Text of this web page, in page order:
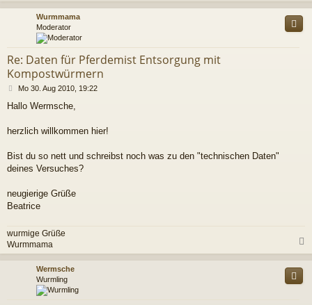
c
Wurmmama
Moderator
Re: Daten für Pferdemist Entsorgung mit
Kompostwürmern
B
i
r
Mo 30. Aug 2010, 19:22
Hallo Wermsche,
herzlich willkommen hier!
Bist du so nett und schreibst noch was zu den "technischen Daten"
deines Versuches?
neugierige Grüße
Beatrice
wurmige Grüße
Wurmmama
a
Wermsche
Wurmling